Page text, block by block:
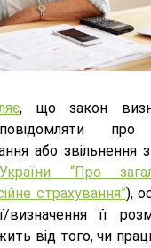
, що закон
повідомляти
або звільнення
“Про
страхування”),
визначення її
від того, чи